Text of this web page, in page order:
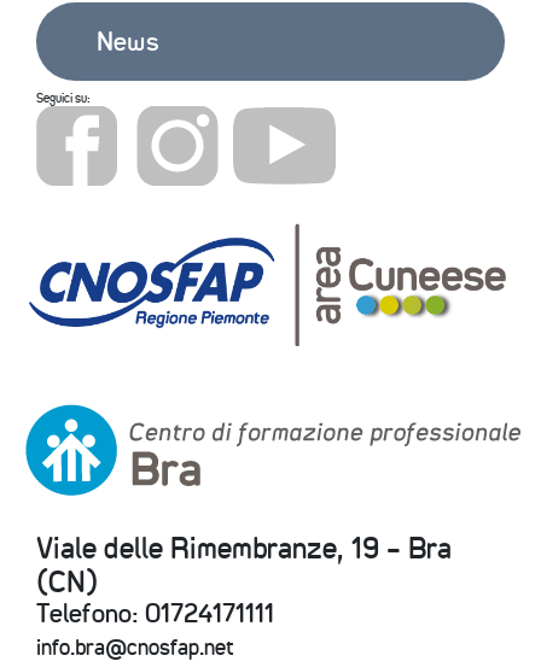
News
Seguici su:
Viale delle Rimembranze, 19 - Bra
(CN)
Telefono: 01724171111
info.bra@cnosfap.net